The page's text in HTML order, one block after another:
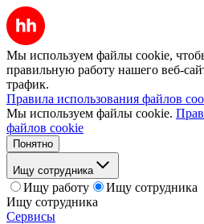
Мы используем файлы cookie,
правильную работу нашего веб-
трафик.
Правила использования файлов
Мы используем файлы cookie.
файлов cookie
Понятно
Ищу сотрудника
Ищу работу
Ищу сотрудника
Ищу сотрудника
Сервисы